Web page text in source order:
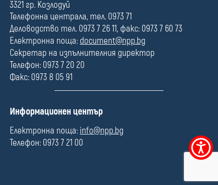
Меню
за
л
е
3321 гр. Козлодуй
Телефонна централа, тел. 0973 71
Деловодство тел. 0973 7 26 11, факс: 0973 7 60 73
Електронна поща: document@npp.bg
Секретар на изпълнителния директор
Телефон: 0973 7 20 20
Факс: 0973 8 05 91
П
л
е
Информационен център
Електронна поща: info@npp.bg
Телефон: 0973 7 21 00